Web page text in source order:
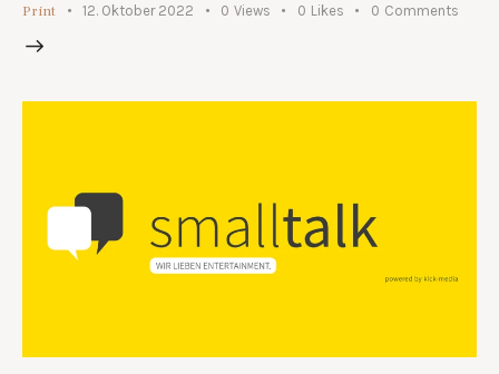
Print 12. Oktober 2022 0 Views 0 Likes 0 Comments